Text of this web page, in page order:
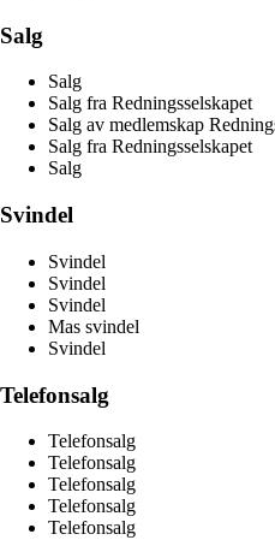
Salg
Salg
Salg fra Redningsselskapet
Salg av medlemskap
Salg fra Redningsselskapet
Salg
Svindel
Svindel
Svindel
Svindel
Mas svindel
Svindel
Telefonsalg
Telefonsalg
Telefonsalg
Telefonsalg
Telefonsalg
Telefonsalg